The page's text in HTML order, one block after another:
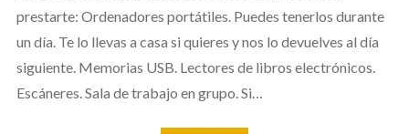
prestarte: Ordenadores portátiles. Puedes tenerlos durante
un día. Te lo llevas a casa si quieres y nos lo devuelves al día
siguiente. Memorias USB. Lectores de libros electrónicos.
Escáneres. Sala de trabajo en grupo. Si…